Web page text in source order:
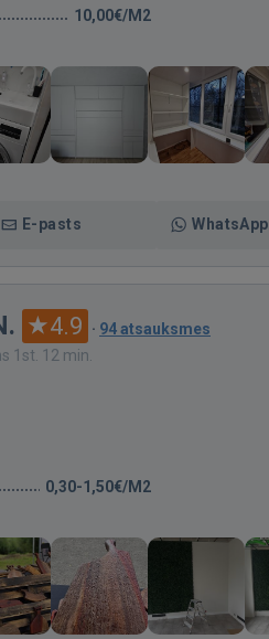
10,00€/M2
E-pasts WhatsApp
4.9 · 94 atsauksmes
1st. 12 min.
0,30-1,50€/M2